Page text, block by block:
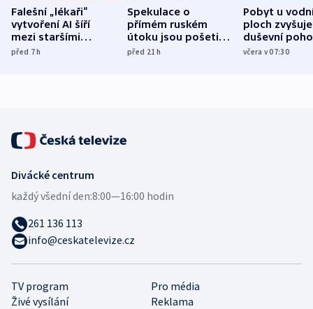
Falešní „lékaři“
vytvoření AI šíří
mezi staršími
Poláky nebezpečné
před 7h
Spekulace o
přímém ruském
útoku jsou pošetilé,
míní estonský
před 21h
Pobyt u
ploch zvyšuje
duševní
ukázala
včera v 07:30
TV program
Pro média
Živé vysílání
Reklama
Divácké centrum
každý všední den:8:00—16:00 hodin
261 136 113
info@ceskatelevize.cz